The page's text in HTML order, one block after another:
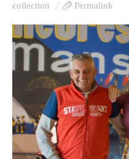
collection
Permalink